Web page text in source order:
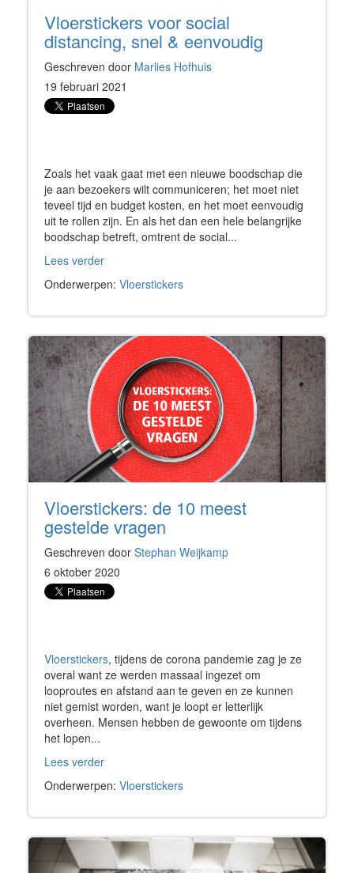
Vloerstickers voor social
distancing, snel & eenvoudig
Geschreven door Marlies Hofhuis
19 februari 2021
Zoals het vaak gaat met een nieuwe boodschap die
je aan bezoekers wilt communiceren; het moet niet
teveel tijd en budget kosten, en het moet eenvoudig
uit te rollen zijn. En als het dan een hele belangrijke
boodschap betreft, omtrent de social...
Lees verder
Onderwerpen: Vloerstickers
Vloerstickers: de 10 meest
gestelde vragen
Geschreven door Stephan Weijkamp
6 oktober 2020
Vloerstickers, tijdens de corona pandemie zag je ze
overal want ze werden massaal ingezet om
looproutes en afstand aan te geven en ze kunnen
niet gemist worden, want je loopt er letterlijk
overheen. Mensen hebben de gewoonte om tijdens
het lopen...
Lees verder
Onderwerpen: Vloerstickers